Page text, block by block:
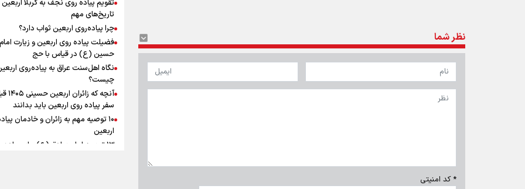
به زوجیت
افزوده چقدر است؟
اینفوبرنا/ سقف معافیت مالیاتی
حقوق کارکنان دولت و
در بودجه ۱۴۰۵ چقدر است؟
تاریخ‌های مهم
چرا پیاده‌روی اربعین ثواب دارد؟
فضیلت پیاده روی اربعین و زیارت امام
حسین (ع) در قیاس با حج
نگاه اهل‌سنت عراق به پیاده‌روی
چیست؟
آنچه که
سفر پیاده روی اربعین باید بدانند
۱۰ توصیه مهم به زائران و خادمان
اربعین
۱۳ توصیه امام صادق (ع) برای